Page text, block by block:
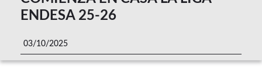
ENDESA 25-26
03/10/2025